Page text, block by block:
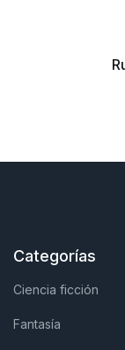
Categorías
Ciencia ficción
Fantasía